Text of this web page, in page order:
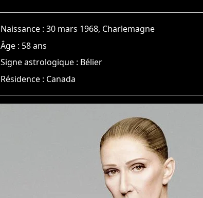
Naissance :30 mars 1968, Charlemagne
Âge : 58 ans
Signe astrologique : Bélier
Résidence : Canada